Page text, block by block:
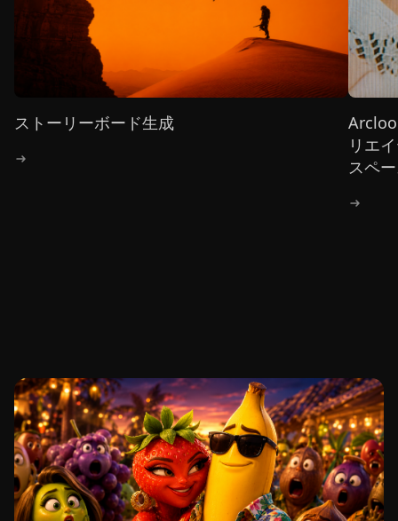
ストーリーボード生成
リエ
スペ